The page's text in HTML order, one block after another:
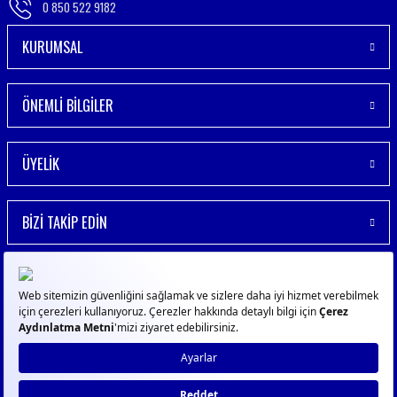
0 850 522 9182
KURUMSAL
ÖNEMLİ BİLGİLER
ÜYELİK
BİZİ TAKİP EDİN